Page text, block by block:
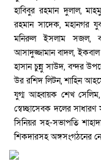
হাবিবুর রহমান দুলাল,
রহমান সাদেক, মহানগর
মনিরুল ইসলাম সজল,
আসাদুজ্জামান বাদল,
হাসান চুন্নু সাউদ, বন্দর
উর রশিদ লিটন, শাহিন
যুগ্ম আহ্বায়ক শেখ
স্বেচ্ছাসেবক দলের
সিনিয়র সহ-সভাপতি
শিকদারসহ অঙ্গসংগঠনের